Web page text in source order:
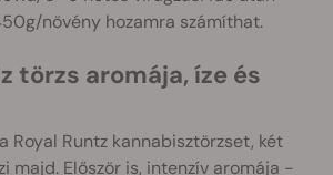
növény hozamra számíthat.
törzs aromája, íze és
Royal Runtz kannabisztörzset, két
majd. Először is, intenzív aromája -